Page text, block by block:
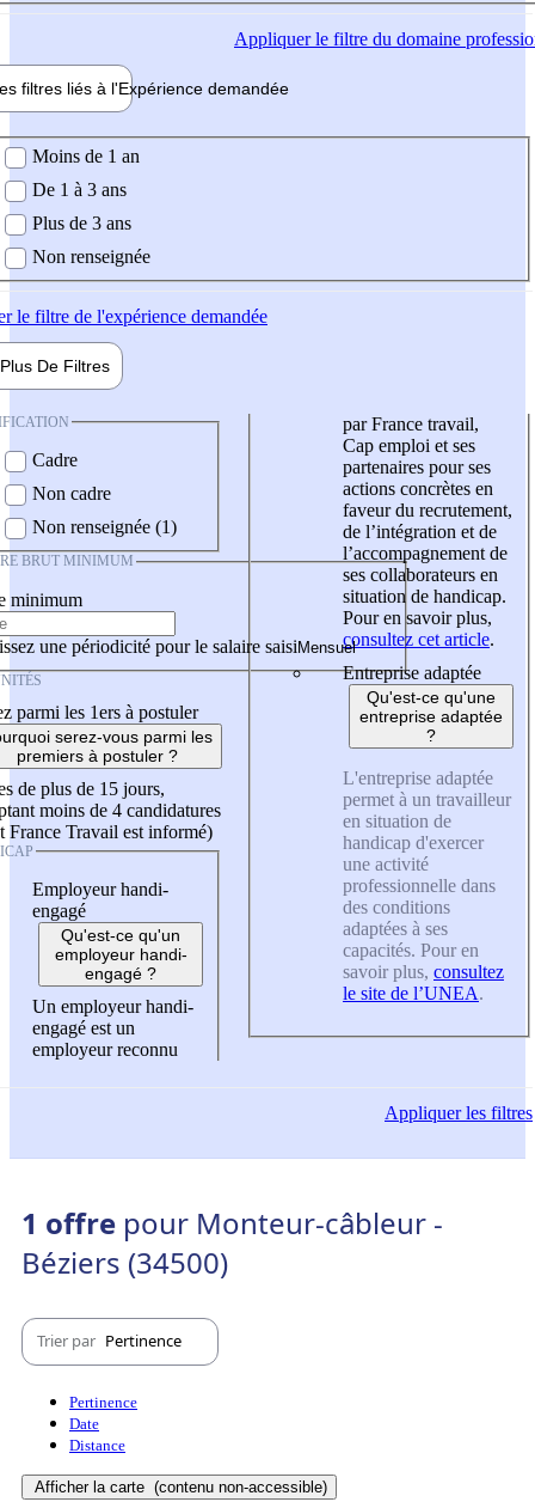
Appliquerle filtre du domaine
filtres liés à l'Expérience demandée
demandée
Moins de 1 an
De 1 à 3 ans
Plus de 3 ans
Non renseignée
le filtre de l'expérience demandée
Plus De Filtres
Cadre
Non cadre
Non renseignée (1)
BRUT MINIMUM
minimum
une périodicité pour le salaire saisi
parmi les 1ers à postuler
serez-vous parmi les
premiers à postuler ?
de plus de 15 jours,
moins de 4 candidatures
France Travail est informé)
Employeur handi-
engagé
Qu'est-ce qu'un
employeur handi-
engagé ?
Un employeur handi-
engagé est un
employeur reconnu
par France travail,
Cap emploi et ses
partenaires pour ses
actions concrètes en
faveur du recrutement,
de l’intégration et de
l’accompagnement de
ses collaborateurs en
situation de handicap.
Pour en savoir plus,
consultez cet article.
Entreprise adaptée
Qu'est-ce qu'une
entreprise adaptée
?
L'entreprise adaptée
permet à un travailleur
en situation de
handicap d'exercer
une activité
professionnelle dans
des conditions
adaptées à ses
capacités. Pour en
savoir plus, consultez
le site de l’UNEA.
Appliquerles filtres
1 offre pour Monteur-câbleur -
Béziers (34500)
Trier par Pertinence
Pertinence
Date
Distance
Afficher la carte (contenu non-accessible)